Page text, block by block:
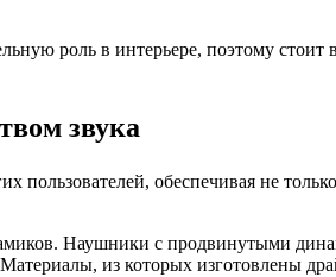
роль в интерьере, поэтому
звука
обеспечивая не
Наушники с продвинутыми
из которых изготовлены